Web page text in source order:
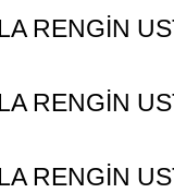
RENGİN
RENGİN
RENGİN